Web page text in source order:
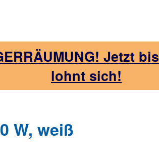
Jetzt
lohnt sich!
W, weiß